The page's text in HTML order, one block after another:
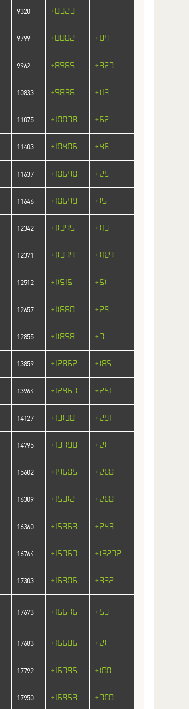
9320 +8323 --
9799 +8802 +84
9962 +8965 +327
10833 +9836 +113
11075 +10078 +62
11403 +10406 +46
11637 +10640 +25
11646 +10649 +15
12342 +11345 +113
12371 +11374 +1104
12512 +11515 +51
12657 +11660 +29
12855 +11858 +7
13859 +12862 +185
13964 +12967 +251
14127 +13130 +291
14795 +13798 +21
15602 +14605 +200
16309 +15312 +200
16360 +15363 +243
16764 +15767 +13272
17303 +16306 +332
17673 +16676 +53
17683 +16686 +21
17792 +16795 +100
17950 +16953 +700